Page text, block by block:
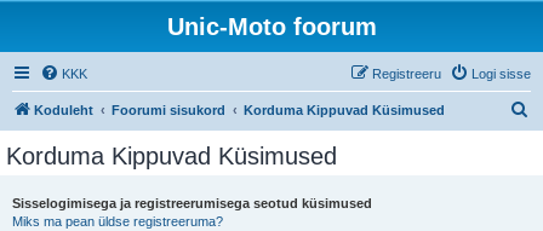
Unic-Moto foorum
KKK Logi sisse
Registreeru
Koduleht Foorumi sisukord Korduma Kippuvad Küsimused
Korduma Kippuvad Küsimused
Sisselogimisega ja registreerumisega seotud küsimused
Miks ma pean üldse registreeruma?